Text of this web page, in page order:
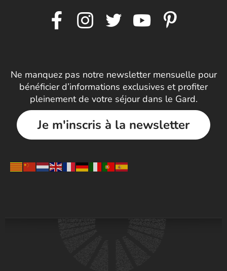
Ne manquez pas notre newsletter mensuelle pour
bénéficier d’informations exclusives et profiter
pleinement de votre séjour dans le Gard.
Je m'inscris à la newsletter